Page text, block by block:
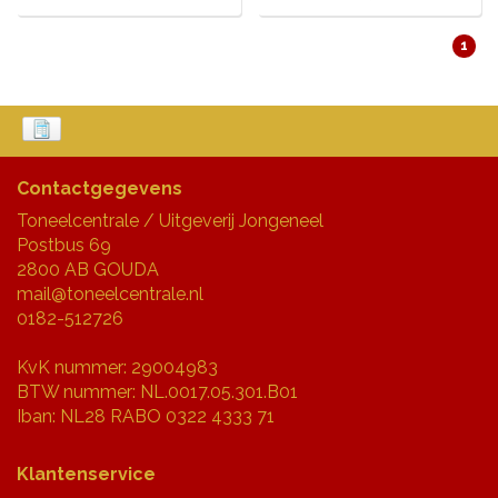
1
Contactgegevens
Toneelcentrale / Uitgeverij Jongeneel
Postbus 69
2800 AB GOUDA
mail@toneelcentrale.nl
0182-512726
KvK nummer: 29004983
BTW nummer: NL.0017.05.301.B01
Iban: NL28 RABO 0322 4333 71
Klantenservice